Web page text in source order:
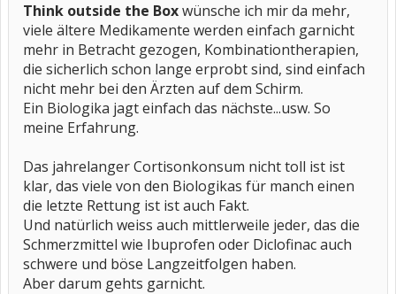
Think outside the Boxwünsche ich mir da mehr,
viele ältere Medikamente werden einfach garnicht
mehr in Betracht gezogen, Kombinationtherapien,
die sicherlich schon lange erprobt sind, sind einfach
nicht mehr bei den Ärzten auf dem Schirm.
Ein Biologika jagt einfach das nächste...usw. So
meine Erfahrung.
Das jahrelanger Cortisonkonsum nicht toll ist ist
klar, das viele von den Biologikas für manch einen
die letzte Rettung ist ist auch Fakt.
Und natürlich weiss auch mittlerweile jeder, das die
Schmerzmittel wie Ibuprofen oder Diclofinac auch
schwere und böse Langzeitfolgen haben.
Aber darum gehts garnicht.